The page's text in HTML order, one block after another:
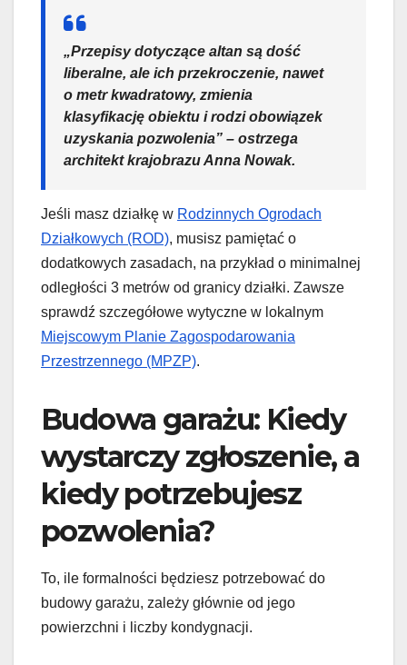
„Przepisy dotyczące altan są dość
liberalne, ale ich przekroczenie, nawet
o metr kwadratowy, zmienia
klasyfikację obiektu i rodzi obowiązek
uzyskania pozwolenia” – ostrzega
architekt krajobrazu Anna Nowak.
Jeśli masz działkę w Rodzinnych Ogrodach
Działkowych (ROD), musisz pamiętać o
dodatkowych zasadach, na przykład o minimalnej
odległości 3 metrów od granicy działki. Zawsze
sprawdź szczegółowe wytyczne w lokalnym
Miejscowym Planie Zagospodarowania
Przestrzennego (MPZP).
Budowa garażu: Kiedy
wystarczy zgłoszenie, a
kiedy potrzebujesz
pozwolenia?
To, ile formalności będziesz potrzebować do
budowy garażu, zależy głównie od jego
powierzchni i liczby kondygnacji.